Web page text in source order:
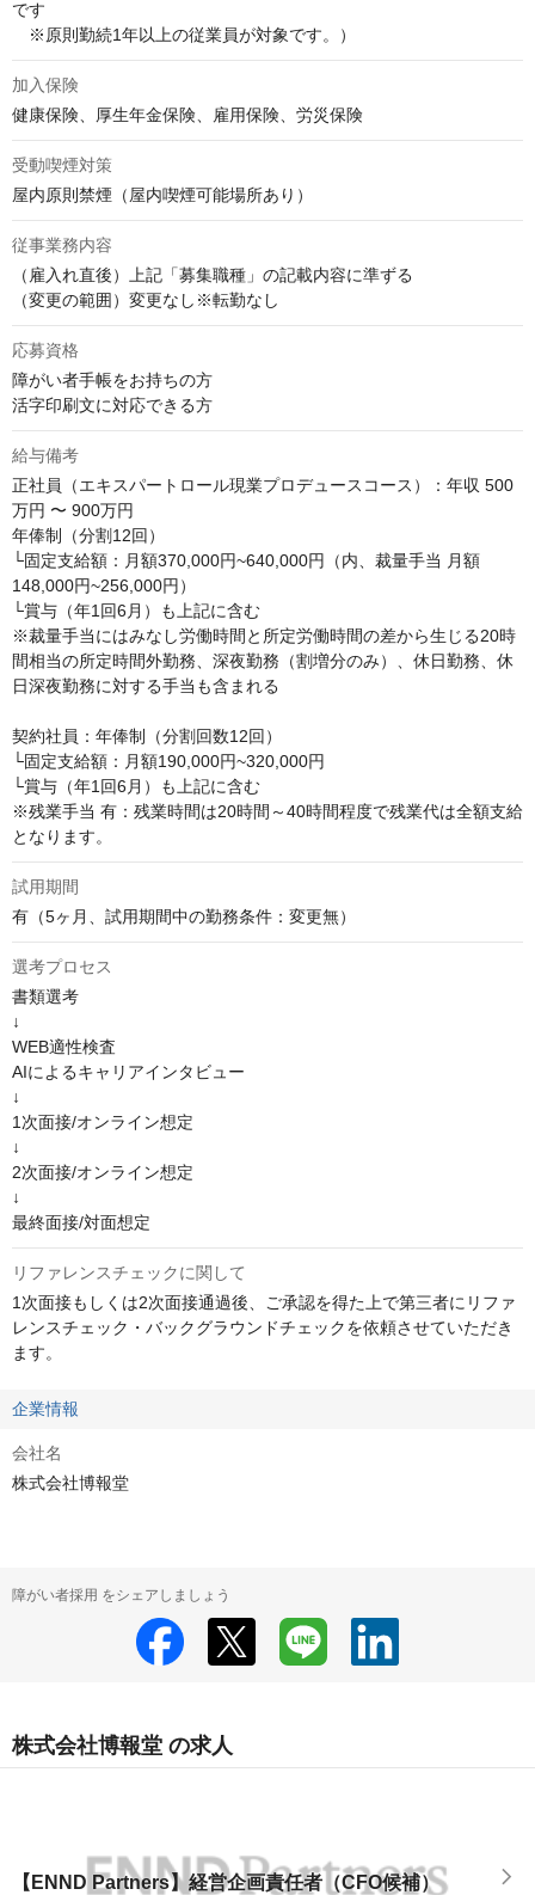
です
※原則勤続1年以上の従業員が対象です。）
加入保険
健康保険、厚生年金保険、雇用保険、労災保険
受動喫煙対策
屋内原則禁煙（屋内喫煙可能場所あり）
従事業務内容
（雇入れ直後）上記「募集職種」の記載内容に準ずる
（変更の範囲）変更なし※転勤なし
応募資格
障がい者手帳をお持ちの方
活字印刷文に対応できる方
給与備考
正社員（エキスパートロール現業プロデュースコース）：年収 500
万円 〜 900万円
年俸制（分割12回）
└固定支給額：月額370,000円~640,000円（内、裁量手当 月額
148,000円~256,000円）
└賞与（年1回6月）も上記に含む
※裁量手当にはみなし労働時間と所定労働時間の差から生じる20時
間相当の所定時間外勤務、深夜勤務（割増分のみ）、休日勤務、休
日深夜勤務に対する手当も含まれる
契約社員：年俸制（分割回数12回）
└固定支給額：月額190,000円~320,000円
└賞与（年1回6月）も上記に含む
※残業手当 有：残業時間は20時間～40時間程度で残業代は全額支給
となります。
試用期間
有（5ヶ月、試用期間中の勤務条件：変更無）
選考プロセス
書類選考
↓
WEB適性検査
AIによるキャリアインタビュー
↓
1次面接/オンライン想定
↓
2次面接/オンライン想定
↓
最終面接/対面想定
リファレンスチェックに関して
1次面接もしくは2次面接通過後、ご承認を得た上で第三者にリファ
レンスチェック・バックグラウンドチェックを依頼させていただき
ます。
企業情報
会社名
株式会社博報堂
障がい者採用 をシェアしましょう
株式会社博報堂 の求人
【ENND Partners】経営企画責任者（CFO候補）